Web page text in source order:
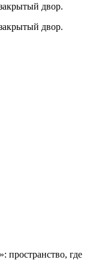
двор.
двор.
пространство, где